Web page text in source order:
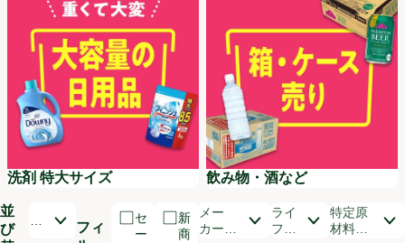
洗剤 特大サイズ 飲み物・酒など
並
び
開いて並び替えオプションのリストを見る
フィ
セ
ー
新
商
メー
カー・
ライ
フス
特定原
材料